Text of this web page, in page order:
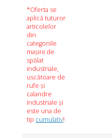
*Oferta se
aplică tuturor
articolelor
din
categoriile
mașini de
spălat
industriale,
uscătoare de
rufe și
calandre
industriale și
este una de
tip cumulativ!